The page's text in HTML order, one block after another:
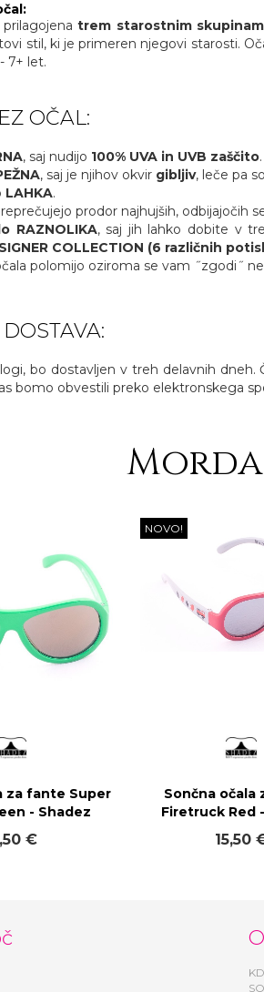
prilagojenatrem starostnim skupinam
stil, ki je primeren njegovi starosti.
7+ let.
OČAL:
, saj nudijo 100% UVA in UVB zaščito.
, saj je njihov okvir gibljiv, leče pa
LAHKA.
prodor najhujših, odbijajočih
RAZNOLIKA, saj jih lahko dobite v
COLLECTION (6 različnih
polomijo oziroma se vam ˝zgodi˝
bo dostavljen v treh delavnih
bomo obvestili preko elektronskega
za fante Super
- Shadez
€
NOVO!
Sončna očala
Firetruck Red
15,50